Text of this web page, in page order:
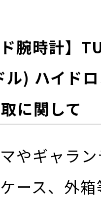
ド腕時計】
ル) ハイド
に関して
やギャラ
ース、外